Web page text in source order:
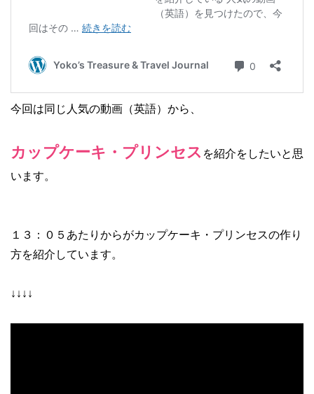
今回は同じ人気の動画（英語）から、
カップケーキ・プリンセス を紹介をしたいと思
います。
１３：０５あたりからがカップケーキ・プリンセスの作り
方を紹介しています。
↓↓↓↓